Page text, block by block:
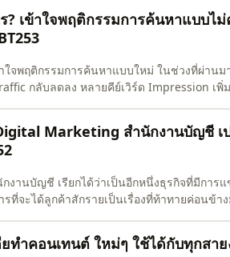
กเลยทีเดียว ดังนั้นการทำการตลาดจำเป็นมาก ๆ ที่ต้องสนับสนุน
? เข้าใจพฤติกรรมการค้นหาแบบไ
ใจพฤติกรรมการค้นหาแบบใหม่ ในช่วงที่ผ่าน
กลับลดลง หลายคีย์เวิร์ด Impression เ
งผลกับพฤติกรรมการค้นหา นั่นคือ Zero Click
Marketing สำนักงานบัญชี เ
งานบัญชี เรียกได้ว่าเป็นอีกหนึ่งธุรกิจที่มีการ
ที่จะได้ลูกค้าสักรายเป็นเรื่องที่ท้าทายค่อนข้า
ต่าง ๆ เพื่อตอบโจทย์ และให้ได้ลูกค้า เนื่องจากทาง Digital
ทำคอนเทนต์ ใหม่ๆ ใช้ได้กับทุกสาย